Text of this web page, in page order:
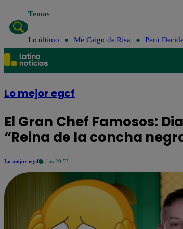
Temas
Lo último Me Caigo de Risa Perú
Lo mejor egcf
El Gran Chef Famosos:
“Reina de la concha
Lo mejor egcf a las 20:53